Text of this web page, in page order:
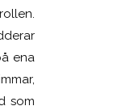
ena
som